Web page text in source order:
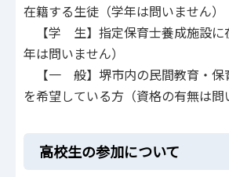
在籍する生徒（学年は問いません）
【学 生】指定保育士養成施設に
年は問いません）
【一 般】堺市内の民間教育・保
を希望している方（資格の有無は問
高校生の参加について